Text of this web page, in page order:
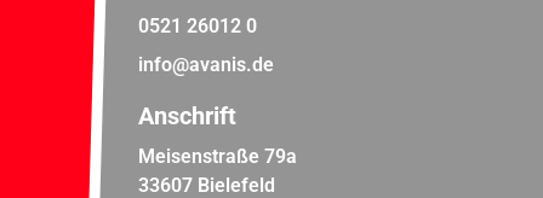
0521 26012 0
info@avanis.de
Anschrift
Meisenstraße 79a
33607 Bielefeld